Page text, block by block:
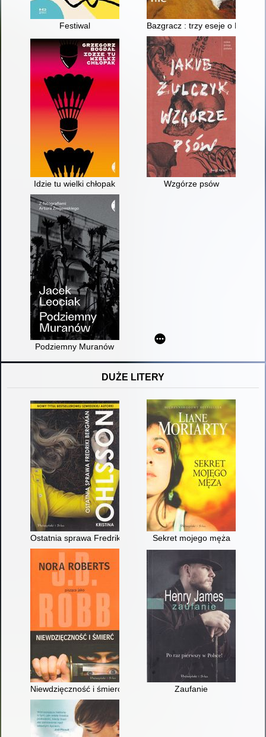
Festiwal Bazgracz : trzy eseje o
Idzie tu wielki chłopak Wzgórze psów
Podziemny Muranów
DUŻE LITERY
Ostatnia sprawa Fredriki BergmanSekret mojego męża
Niewdzięczność i śmierć Zaufanie